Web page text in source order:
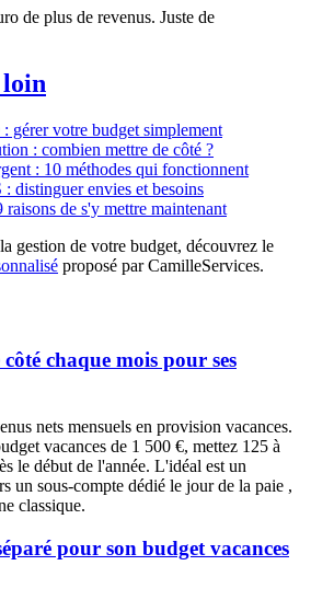
de plus de revenus. Juste de
gérer votre budget simplement
: combien mettre de côté ?
: 10 méthodes qui fonctionnent
distinguer envies et besoins
de s'y mettre maintenant
gestion de votre budget, découvrez le
proposé par CamilleServices.
chaque mois pour ses
nets mensuels en provision vacances.
vacances de 1 500 €, mettez 125 à
le début de l'année. L'idéal est un
un sous-compte dédié le jour de la paie ,
classique.
pour son budget vacances